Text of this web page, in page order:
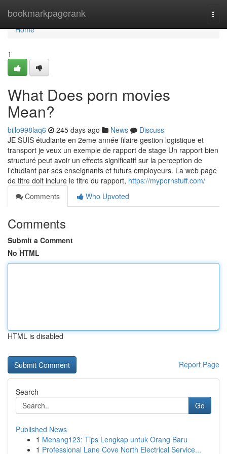
bookmarkpagerank
Home
Home
1
What Does porn movies
Mean?
billo998laq6 245 days ago News
Discuss
JE SUIS étudiante en 2eme année filaire gestion logistique et
transport je veux un exemple de rapport de stage Un rapport bien
structuré peut avoir un effects significatif sur la perception de
l’étudiant par ses enseignants et futurs employeurs. La web page
de titre doit inclure le titre du rapport, https://mypornstuff.com/
Comments
Who Upvoted
Comments
Submit a Comment
No HTML
HTML is disabled
Report Page
Search
Go
Published News
1 Menang123: Tips Lengkap untuk Orang Baru
1 Professional Lane Cove North Electrical Service...